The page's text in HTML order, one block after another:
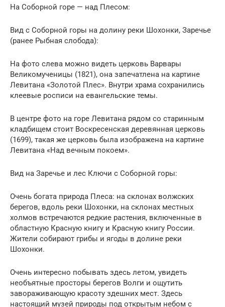
На Соборной горе — над Плесом:
Вид с Соборной горы на долину реки Шохонки, Заречье
(ранее Рыбная слобода):
На фото слева можно видеть церковь Варвары
Великомученицы (1821), она запечатлена на картине
Левитана «Золотой Плес». Внутри храма сохранились
клеевые росписи на евангельские темы.
В центре фото на горе Левитана рядом со старинным
кладбищем стоит Воскресенская деревянная церковь
(1699), такая же церковь была изображена на картине
Левитана «Над вечным покоем».
Вид на Заречье и лес Ключи с Соборной горы:
Очень богата природа Плеса: на склонах волжских
берегов, вдоль реки Шохонки, на склонах местных
холмов встречаются редкие растения, включенные в
областную Красную книгу и Красную книгу России.
Жители собирают грибы и ягоды в долине реки
Шохонки.
Очень интересно побывать здесь летом, увидеть
необъятные просторы берегов Волги и ощутить
завораживающую красоту здешних мест. Здесь
настоящий музей природы под открытым небом с